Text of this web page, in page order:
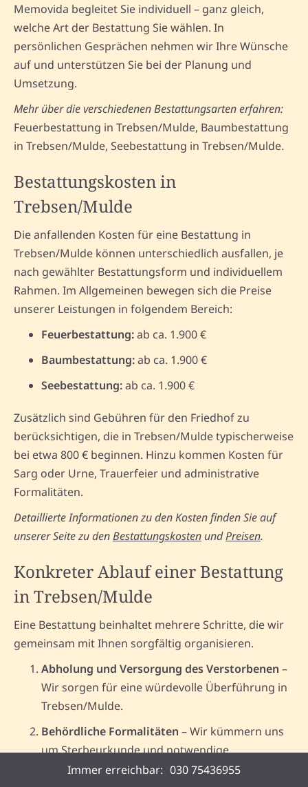
Memovida begleitet Sie individuell – ganz gleich,
welche Art der Bestattung Sie wählen. In
persönlichen Gesprächen nehmen wir Ihre Wünsche
auf und unterstützen Sie bei der Planung und
Umsetzung.
Mehr über die verschiedenen Bestattungsarten erfahren:
Feuerbestattung in Trebsen/Mulde, Baumbestattung
in Trebsen/Mulde, Seebestattung in Trebsen/Mulde.
Bestattungskosten in
Trebsen/Mulde
Die anfallenden Kosten für eine Bestattung in
Trebsen/Mulde können unterschiedlich ausfallen, je
nach gewählter Bestattungsform und individuellem
Rahmen. Im Allgemeinen bewegen sich die Preise
unserer Leistungen in folgendem Bereich:
Feuerbestattung:ab ca. 1.900 €
Baumbestattung:ab ca. 1.900 €
Seebestattung:ab ca. 1.900 €
Zusätzlich sind Gebühren für den Friedhof zu
berücksichtigen, die in Trebsen/Mulde typischerweise
bei etwa 800 € beginnen. Hinzu kommen Kosten für
Sarg oder Urne, Trauerfeier und administrative
Formalitäten.
Detaillierte Informationen zu den Kosten finden Sie auf
unserer Seite zu denBestattungskosten undPreisen.
Konkreter Ablauf einer Bestattung
in Trebsen/Mulde
Eine Bestattung beinhaltet mehrere Schritte, die wir
gemeinsam mit Ihnen sorgfältig organisieren.
Abholung und Versorgung des Verstorbenen –
Wir sorgen für eine würdevolle Überführung in
Trebsen/Mulde.
Behördliche Formalitäten – Wir kümmern uns
um Sterbeurkunde und notwendige
Genehmigungen.
Immer erreichbar: 030 75436955